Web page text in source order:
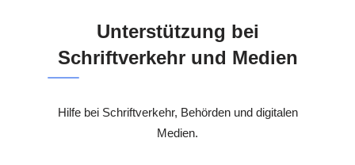
Unterstützung bei
Schriftverkehr und Medien
Hilfe bei Schriftverkehr, Behörden und digitalen
Medien.